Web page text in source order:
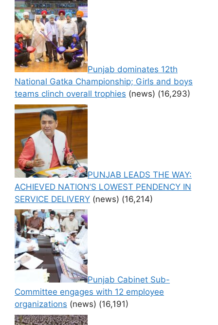
Punjab dominates 12th
National Gatka Championship; Girls and boys
teams clinch overall trophies (news) (16,293)
PUNJAB LEADS THE WAY:
ACHIEVED NATION’S LOWEST PENDENCY IN
SERVICE DELIVERY (news) (16,214)
Punjab Cabinet Sub-
Committee engages with 12 employee
organizations (news) (16,191)